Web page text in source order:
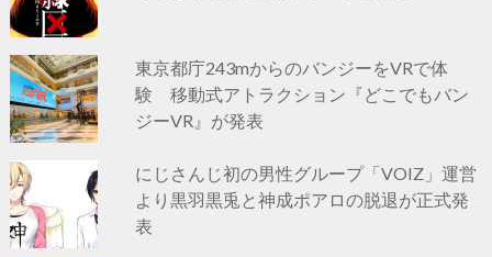
東京都庁243mからのバンジーをVRで体
験 移動式アトラクション『どこでもバン
ジーVR』が発表
にじさんじ初の男性グループ「VOIZ」運営
より黒羽黒兎と神成ポアロの脱退が正式発
表